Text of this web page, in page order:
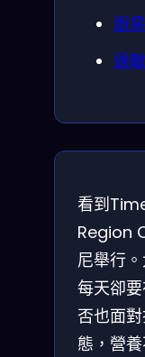
廚
過
看到
Region
尼舉行
每天卻
否也面
態，營